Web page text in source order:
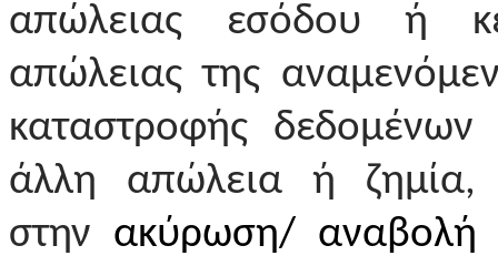
απώλειας εσόδου ή
απώλειας της
καταστροφής δεδομένων
άλλη απώλεια ή
στην ακύρωση/ αναβολή